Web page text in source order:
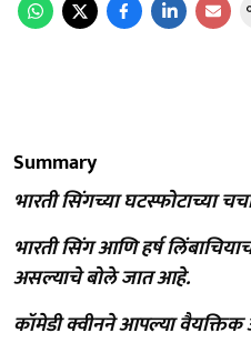
Summary
भारती सिंगच्या घटस्फोटाच्या
भारती सिंग आणि हर्ष
असल्याचे बोले जात आहे.
कॉमेडी क्वीनने आपल्या